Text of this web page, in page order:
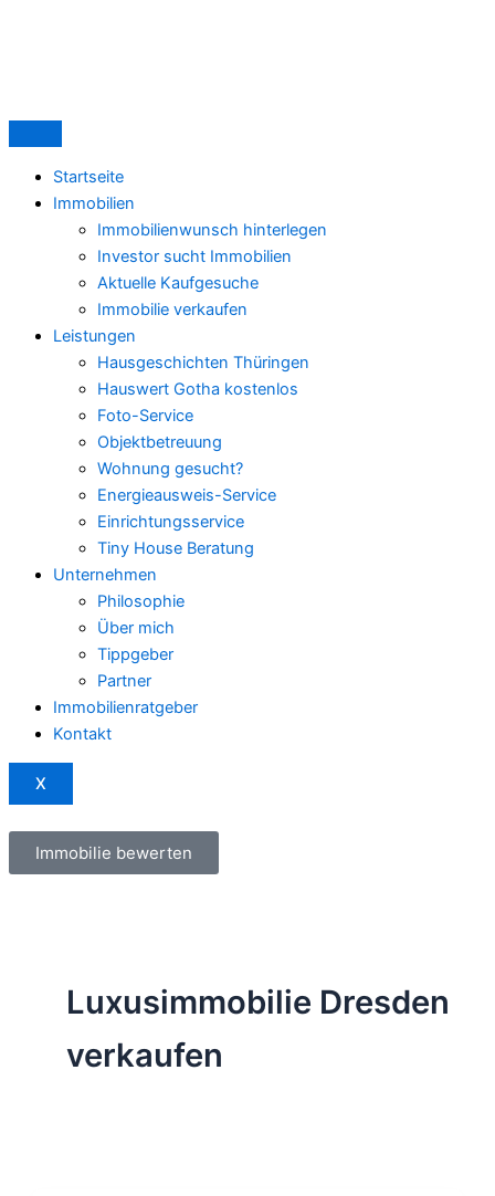
Startseite
Immobilien
Immobilienwunsch hinterlegen
Investor sucht Immobilien
Aktuelle Kaufgesuche
Immobilie verkaufen
Leistungen
Hausgeschichten Thüringen
Hauswert Gotha kostenlos
Foto-Service
Objektbetreuung
Wohnung gesucht?
Energieausweis-Service
Einrichtungsservice
Tiny House Beratung
Unternehmen
Philosophie
Über mich
Tippgeber
Partner
Immobilienratgeber
Kontakt
X
Immobilie bewerten
Luxusimmobilie Dresden
verkaufen
in
Mitteldeutschland